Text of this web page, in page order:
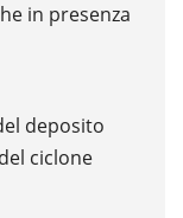
in presenza
deposito
ciclone